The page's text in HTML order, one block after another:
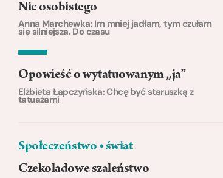
Nic osobistego
Anna Marchewka: Im mniej jadłam, tym czułam
się silniejsza. Do czasu
Opowieść o wytatuowanym „ja”
Elżbieta Łapczyńska: Chcę być staruszką z
tatuażami
Społeczeństwo ◆ świat
Czekoladowe szaleństwo